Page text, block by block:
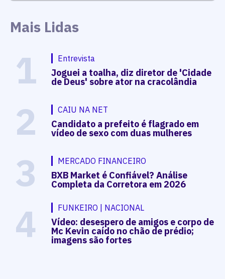
1 Joguei a toalha, diz diretor de 'Cidade
de Deus' sobre ator na cracolândia
2 CAIU NA NET
Candidato a prefeito é flagrado em
vídeo de sexo com duas mulheres
3 MERCADO FINANCEIRO
BXB Market é Confiável? Análise
Completa da Corretora em 2026
4 FUNKEIRO | NACIONAL
Vídeo: desespero de amigos e corpo de
Mc Kevin caído no chão de prédio;
Colunas